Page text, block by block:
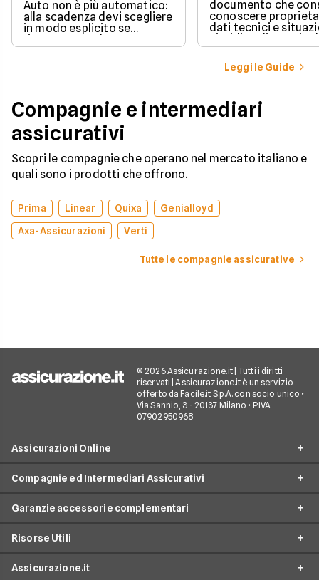
Auto non è più automatico:
alla scadenza devi scegliere
in modo esplicito se
rinnovare con la stessa
compagnia o stipulare un
documento che
conoscere
dati tecnici e
giuridica di un
iscritto al Pubblico
Automobilistico.
Leggi le Guide
Compagnie e intermediari
assicurativi
Scopri le compagnie che operano nel mercato italiano e
quali sono i prodotti che offrono.
Prima Linear Quixa
Genialloyd
Axa-Assicurazioni
Verti
Tutte le compagnie assicurative
© 2026 Assicurazione.it | Tutti i diritti
riservati | Assicurazione.it è un servizio
offerto da Facile.it S.p.A. con socio unico •
Via Sannio, 3 - 20137 Milano • P.IVA
07902950968
Assicurazioni Online
RC Auto
RC Moto
Assicurazione Ciclomotore
Compagnie ed Intermediari Assicurativi
Allianz Direct
Prima.it
Garanzie accessorie complementari
Infortuni conducente
Risorse Utili
Assicurazione.it